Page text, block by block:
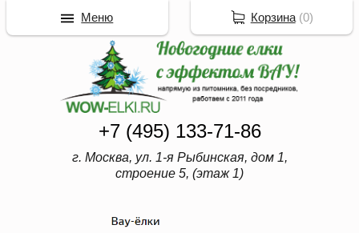
+7 (495) 133-71-86
г. Москва, ул. 1-я Рыбинская, дом 1,
строение 5, (этаж 1)
Корзина(0)
Меню